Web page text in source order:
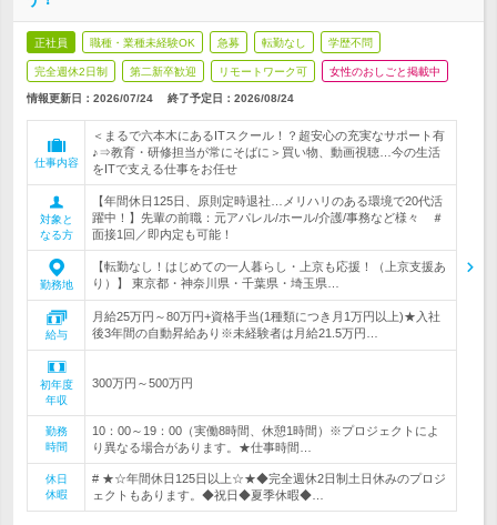
正社員 職種・業種未経験OK 急募 転勤なし 学歴不問
完全週休2日制 第二新卒歓迎 リモートワーク可 女性のおしごと掲載中
情報更新日：2026/07/24 終了予定日： 2026/08/24
仕事内容
＜まるで六本木にあるITスクール！？超安心の充実なサポート有
♪⇒教育・研修担当が常にそばに＞買い物、動画視聴…今の生活
をITで支える仕事をお任せ
対象と
なる方
【年間休日125日、原則定時退社…メリハリのある環境で20代活
躍中！】先輩の前職：元アパレル/ホール/介護/事務など様々 ＃
面接1回／即内定も可能！
勤務地
【転勤なし！はじめての一人暮らし・上京も応援！（上京支援あ
り）】 東京都・神奈川県・千葉県・埼玉県…
給与
月給25万円～80万円+資格手当(1種類につき月1万円以上)★入社
後3年間の自動昇給あり※未経験者は月給21.5万円…
初年度
年収
300万円～500万円
勤務
時間
10：00～19：00（実働8時間、休憩1時間）※プロジェクトによ
り異なる場合があります。★仕事時間…
休日
休暇
# ★☆年間休日125日以上☆★◆完全週休2日制土日休みのプロジ
ェクトもあります。◆祝日◆夏季休暇◆…